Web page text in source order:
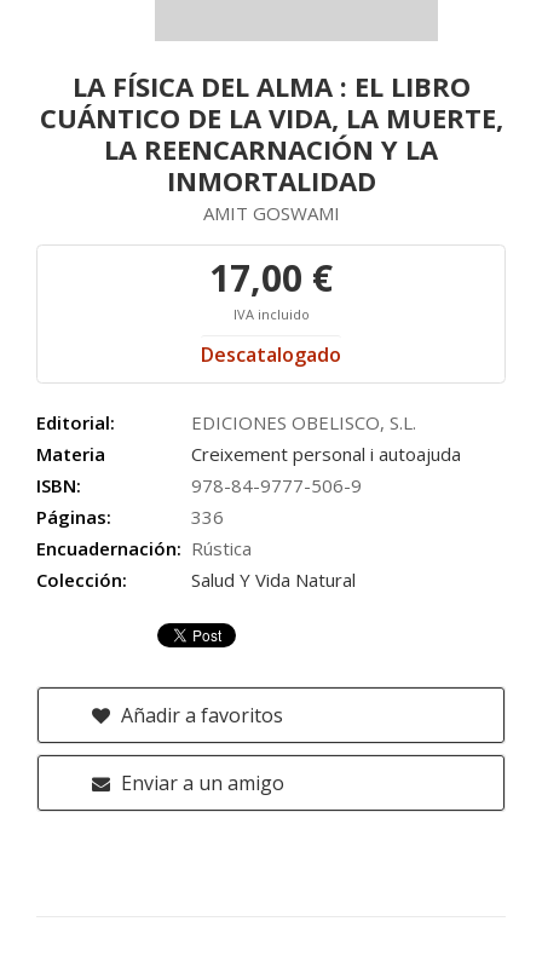
LA FÍSICA DEL ALMA : EL LIBRO
CUÁNTICO DE LA VIDA, LA MUERTE,
LA REENCARNACIÓN Y LA
INMORTALIDAD
AMIT GOSWAMI
17,00 €
IVA incluido
Descatalogado
Editorial:
EDICIONES OBELISCO, S.L.
Materia
Creixement personal i autoajuda
ISBN:
978-84-9777-506-9
Páginas:
336
Encuadernación: Rústica
Colección:
Salud Y Vida Natural
Añadir a favoritos
Enviar a un amigo